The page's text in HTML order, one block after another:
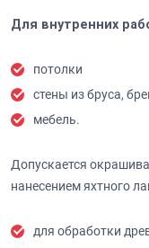
Для внутренних
потолки
стены из бруса,
мебель.
Допускается
нанесением яхтного
для обработки